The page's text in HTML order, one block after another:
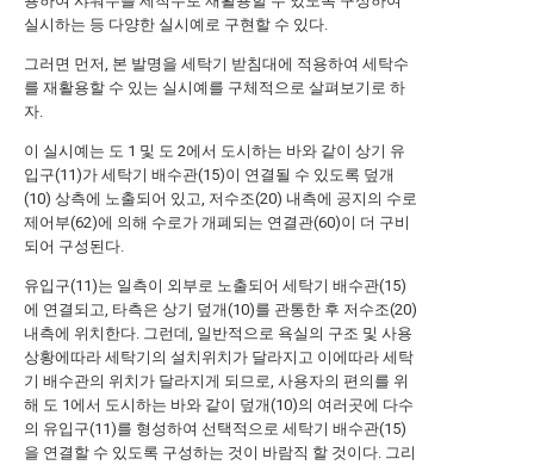
실시하는 등 다양한 실시예로 구현할 수 있다.
그러면 먼저, 본 발명을 세탁기 받침대에 적용하여 세탁수
를 재활용할 수 있는 실시예를 구체적으로 살펴보기로 하
자.
이 실시예는 도 1 및 도 2에서 도시하는 바와 같이 상기 유
입구(11)가 세탁기 배수관(15)이 연결될 수 있도록 덮개
(10) 상측에 노출되어 있고, 저수조(20) 내측에 공지의 수로
제어부(62)에 의해 수로가 개폐되는 연결관(60)이 더 구비
되어 구성된다.
유입구(11)는 일측이 외부로 노출되어 세탁기 배수관(15)
에 연결되고, 타측은 상기 덮개(10)를 관통한 후 저수조(20)
내측에 위치한다. 그런데, 일반적으로 욕실의 구조 및 사용
상황에따라 세탁기의 설치위치가 달라지고 이에따라 세탁
기 배수관의 위치가 달라지게 되므로, 사용자의 편의를 위
해 도 1에서 도시하는 바와 같이 덮개(10)의 여러곳에 다수
의 유입구(11)를 형성하여 선택적으로 세탁기 배수관(15)
을 연결할 수 있도록 구성하는 것이 바람직 할 것이다. 그리